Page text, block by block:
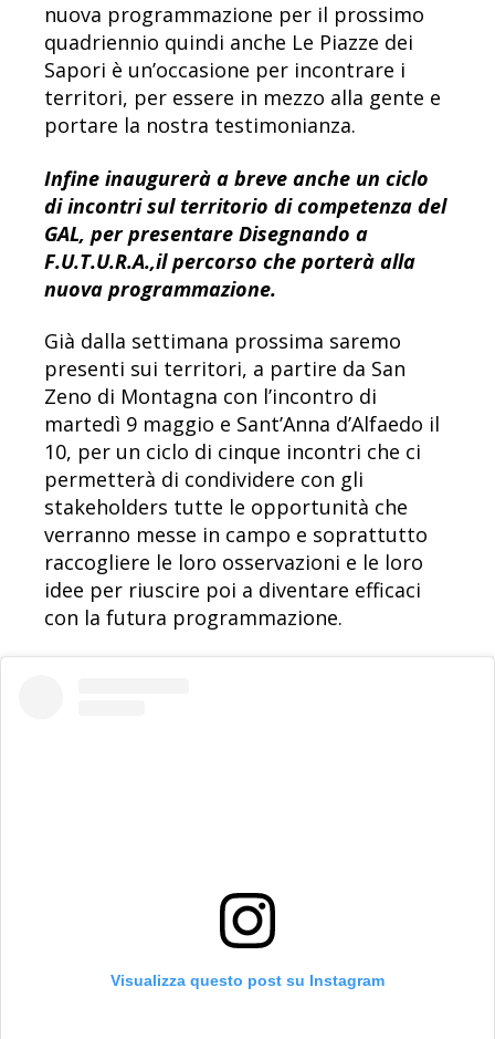
nuova programmazione per il prossimo
quadriennio quindi anche Le Piazze dei
Sapori è un’occasione per incontrare i
territori, per essere in mezzo alla gente e
portare la nostra testimonianza.
Infine inaugurerà a breve anche un ciclo
di incontri sul territorio di competenza del
GAL, per presentare Disegnando a
F.U.T.U.R.A.,il percorso che porterà alla
nuova programmazione.
Già dalla settimana prossima saremo
presenti sui territori, a partire da San
Zeno di Montagna con l’incontro di
martedì 9 maggio e Sant’Anna d’Alfaedo il
10, per un ciclo di cinque incontri che ci
permetterà di condividere con gli
stakeholders tutte le opportunità che
verranno messe in campo e soprattutto
raccogliere le loro osservazioni e le loro
idee per riuscire poi a diventare efficaci
con la futura programmazione.
Visualizza questo post su Instagram